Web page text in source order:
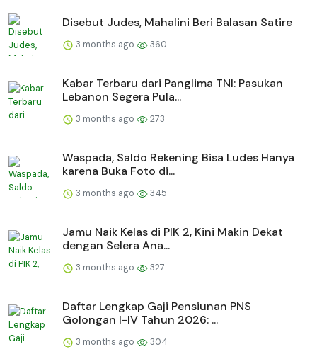
Disebut Judes, Mahalini Beri Balasan Satire
3 months ago 360
Kabar Terbaru dari Panglima TNI: Pasukan
Lebanon Segera Pula...
3 months ago 273
Waspada, Saldo Rekening Bisa Ludes Hanya
karena Buka Foto di...
3 months ago 345
Jamu Naik Kelas di PIK 2, Kini Makin Dekat
dengan Selera Ana...
3 months ago 327
Daftar Lengkap Gaji Pensiunan PNS
Golongan I-IV Tahun 2026: ...
3 months ago 304